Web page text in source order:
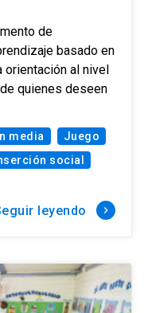
de
basado en
orientación al nivel
quienes deseen
media
Juego
social
leyendo keyboard_arrow_right